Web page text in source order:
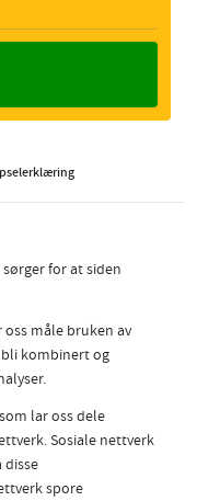
for at siden
måle bruken av
kombinert og
lar oss dele
Sosiale nettverk
disse
spore